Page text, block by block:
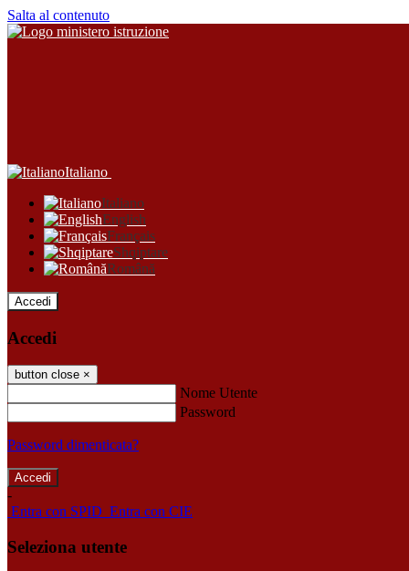
Salta al contenuto
Italiano
Italiano
English
Français
Shqiptare
Română
Accedi
Accedi
button close ×
Nome Utente
Password
Password dimenticata?
-
Entra con SPID Entra con CIE
Seleziona utente